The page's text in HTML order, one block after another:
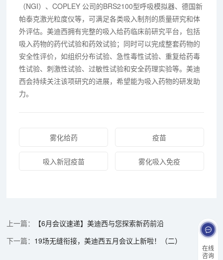
在线
咨询
（NGI）、COPLEY 公司的BRS2100型呼吸模拟器、德国新
帕泰克激光粒度仪等，可满足各类吸入制剂的质量研究和体
外评估。美迪西拥有完整的吸入给药临床前研究平台，包括
吸入药物的药代试验和药效试验；同时可以完成整套药物的
安全性评价，如组织分布试验、急性毒性试验、重复给药毒
性试验、刺激性试验、过敏性试验和安全药理实验等。美迪
西会持续关注该项研究的进展，希望能为吸入药物的研发助
力。
雾化给药 疫苗
吸入新冠疫苗 雾化吸入免疫
【6月会议速递】美迪西与您探索新药前沿
19场无缝衔接，美迪西五月会议上新啦！（二）